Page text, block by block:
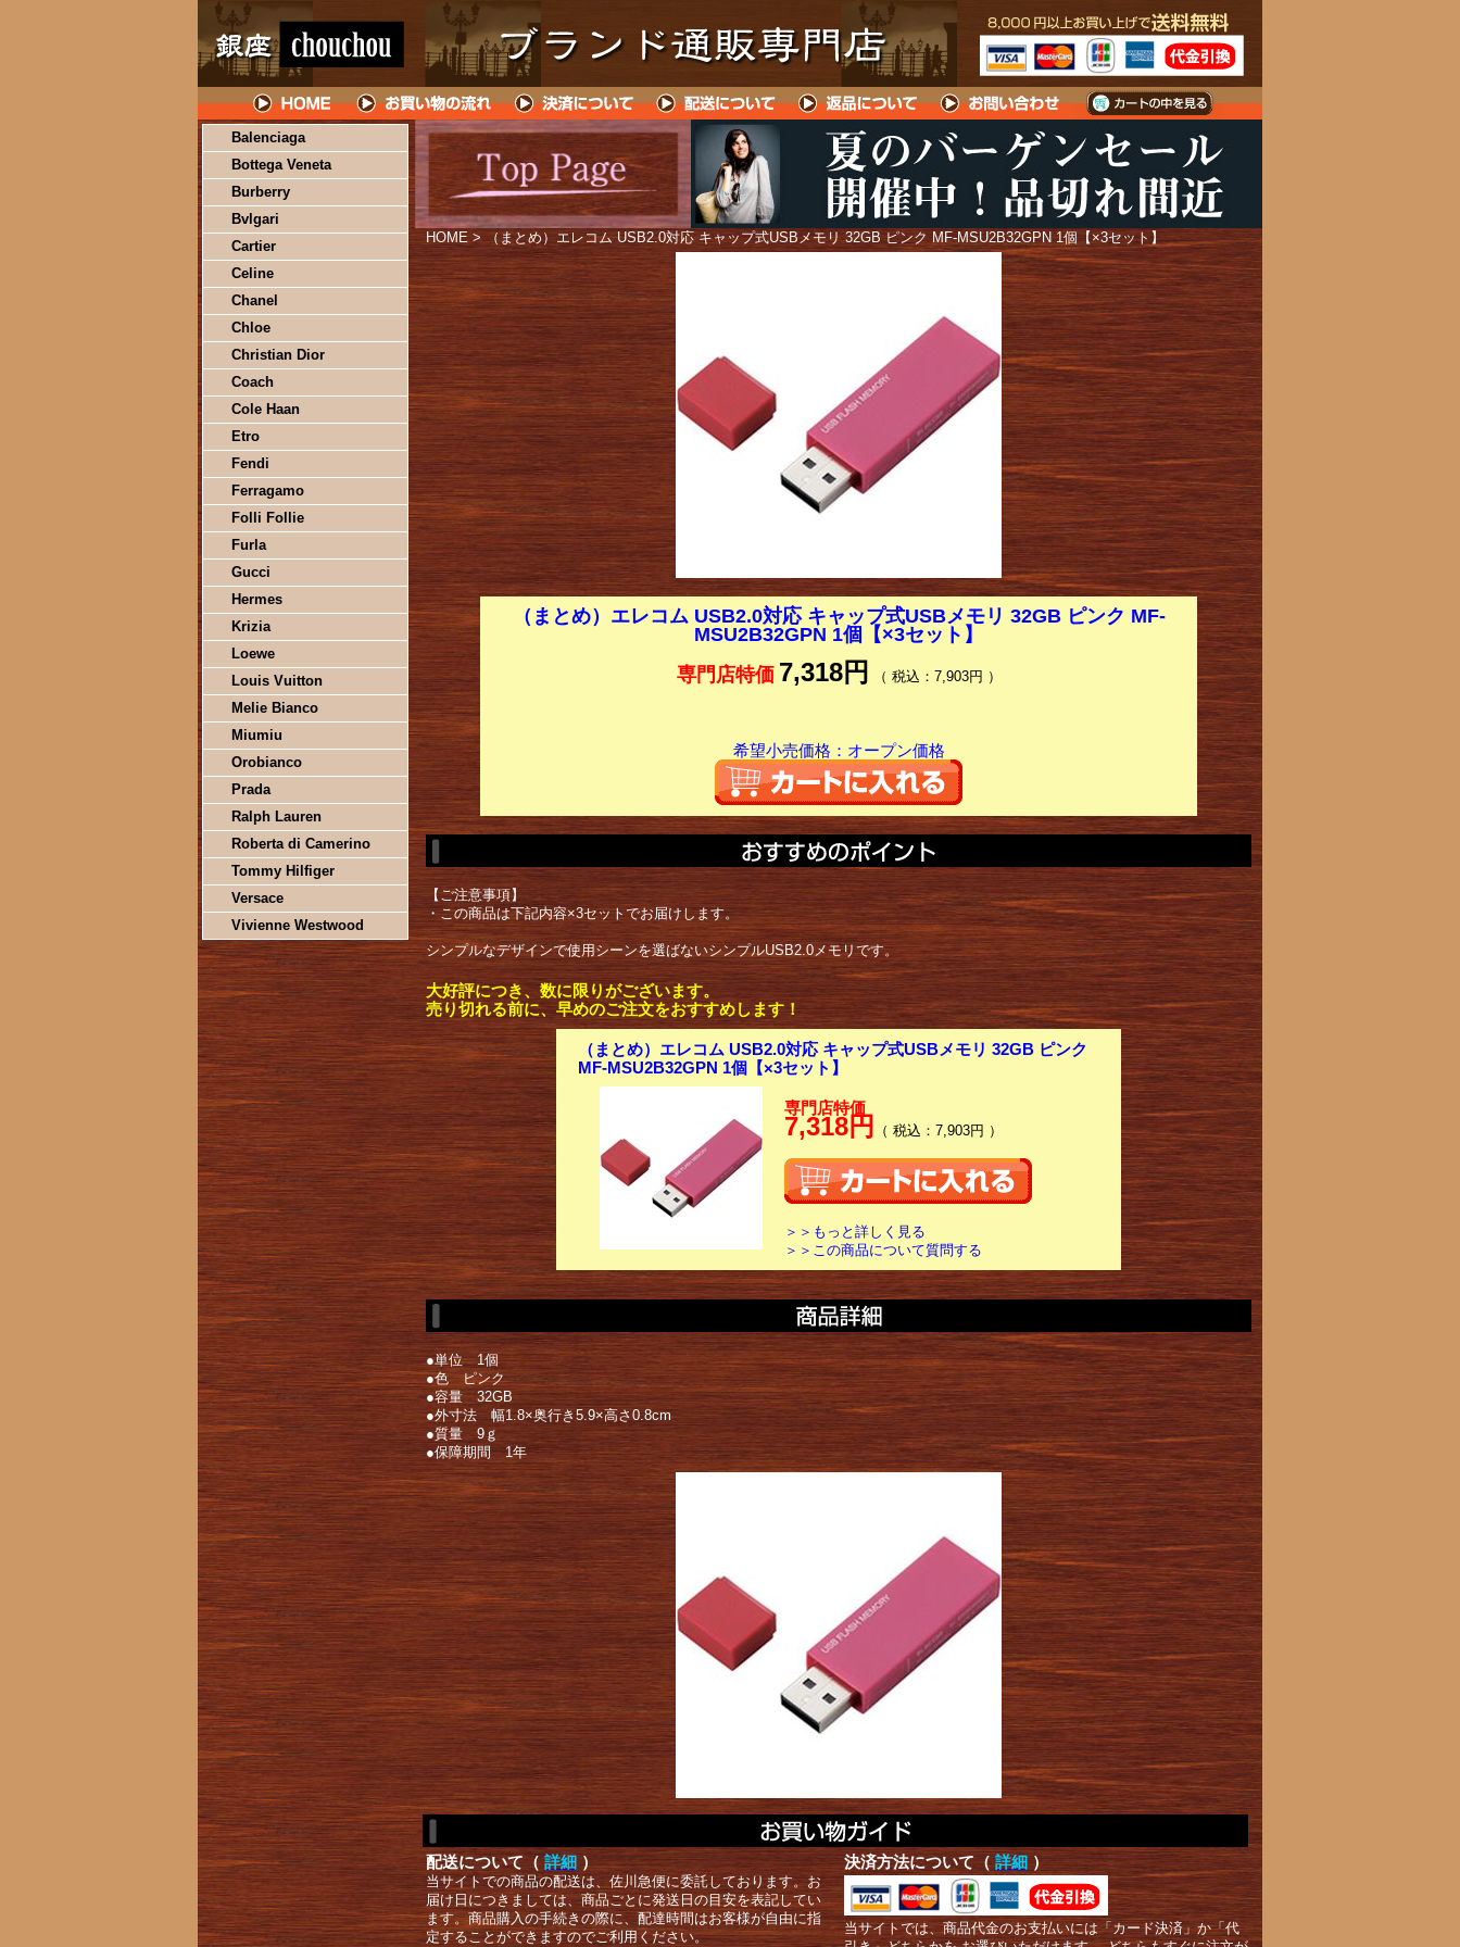
Balenciaga
Bottega Veneta
Burberry
Bvlgari
Cartier
Celine
Chanel
Chloe
Christian Dior
Coach
Cole Haan
Etro
Fendi
Ferragamo
Folli Follie
Furla
Gucci
Hermes
Krizia
Loewe
Louis Vuitton
Melie Bianco
Miumiu
Orobianco
Prada
Ralph Lauren
Roberta di Camerino
Tommy Hilfiger
Versace
Vivienne Westwood
HOME > （まとめ）エレコム USB2.0対応 キャップ式USBメモリ 32GB ピンク MF-MSU2B32GPN 1個【×3セット】
（まとめ）エレコム USB2.0対応 キャップ式USBメモリ 32GB ピンク MF-
MSU2B32GPN 1個【×3セット】
専門店特価 7,318円 （ 税込：7,903円 ）
希望小売価格：オープン価格
【ご注意事項】
・この商品は下記内容×3セットでお届けします。
シンプルなデザインで使用シーンを選ばないシンプルUSB2.0メモリです。
大好評につき、数に限りがございます。
売り切れる前に、早めのご注文をおすすめします！
（まとめ）エレコム USB2.0対応 キャップ式USBメモリ 32GB ピンク
MF-MSU2B32GPN 1個【×3セット】
専門店特価
7,318円 （ 税込：7,903円 ）
＞＞もっと詳しく見る
＞＞この商品について質問する
●単位 1個
●色 ピンク
●容量 32GB
●外寸法 幅1.8×奥行き5.9×高さ0.8cm
●質量 9ｇ
●保障期間 1年
配送について（ 詳細 ）
当サイトでの商品の配送は、佐川急便に委託しております。お
届け日につきましては、商品ごとに発送日の目安を表記してい
ます。商品購入の手続きの際に、配達時間はお客様が自由に指
定することができますのでご利用ください。
決済方法について（ 詳細 ）
当サイトでは、商品代金のお支払いには「カード決済」か「代